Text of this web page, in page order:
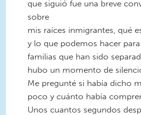
que siguió fue una breve
sobre
mis raíces inmigrantes, qué
y lo que podemos hacer para
familias que han sido
hubo un momento de
Me pregunté si había dicho
poco y cuánto había
Unos cuantos segundos